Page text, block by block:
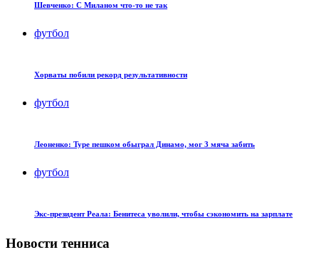
Шевченко: С Миланом что-то не так
футбол
Хорваты побили рекорд результативности
футбол
Леоненко: Туре пешком обыграл Динамо, мог 3 мяча забить
футбол
Экс-президент Реала: Бенитеса уволили, чтобы сэкономить на зарплате
Новости тенниса